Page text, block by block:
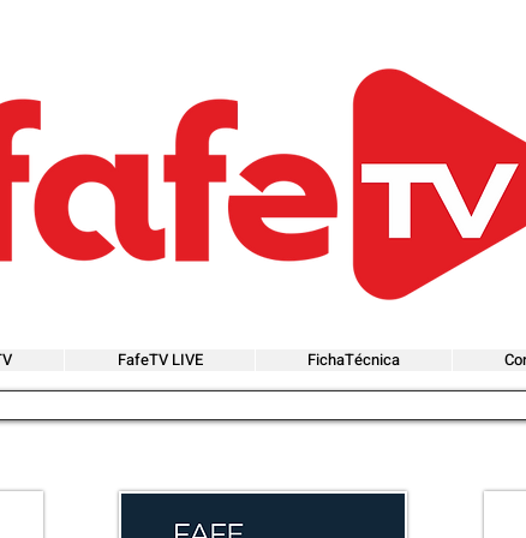
FafeTV LIVE FichaTécnica